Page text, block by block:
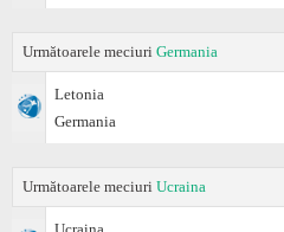
Următoarele meciuri Germania
Letonia
Germania
Următoarele meciuri Ucraina